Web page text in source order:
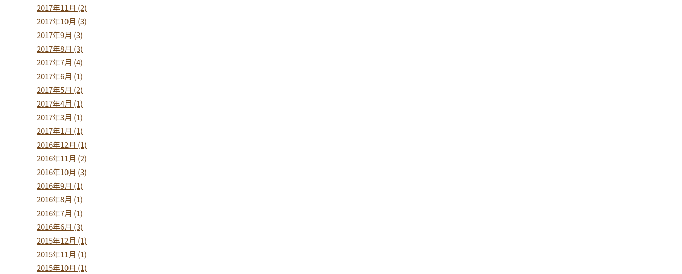
2017年11月 (2)
2017年10月 (3)
2017年9月 (3)
2017年8月 (3)
2017年7月 (4)
2017年6月 (1)
2017年5月 (2)
2017年4月 (1)
2017年3月 (1)
2017年1月 (1)
2016年12月 (1)
2016年11月 (2)
2016年10月 (3)
2016年9月 (1)
2016年8月 (1)
2016年7月 (1)
2016年6月 (3)
2015年12月 (1)
2015年11月 (1)
2015年10月 (1)